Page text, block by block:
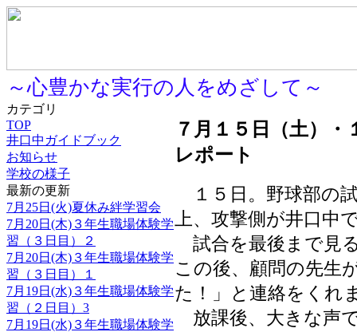
～心豊かな実行の人をめざして～
カテゴリ
TOP
井口中ガイドブック
お知らせ
学校の様子
最新の更新
7月25日(火)夏休み絆学習会
7月20日(木)３年生職場体験学
習（３日目）２
7月20日(木)３年生職場体験学
習（３日目）１
7月19日(水)３年生職場体験学
習（２日目）3
7月19日(水)３年生職場体験学
７月１５日（土）
レポート
１５日。野球部の
上、攻撃側が井口中
試合を最後まで見
この後、顧問の先生
た！」と連絡をくれ
放課後、大きな声